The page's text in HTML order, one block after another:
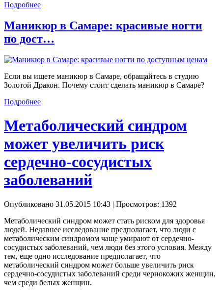
Подробнее
Маникюр в Самаре: красивые ногти
по дост…
Если вы ищете маникюр в Самаре, обращайтесь в студию
Золотой Дракон. Почему стоит сделать маникюр в Самаре?
Подробнее
Метаболический синдром
может увеличить риск
сердечно-сосудистых
заболеваний
Опубликовано 31.05.2015 10:43 | Просмотров: 1392
Метаболический синдром может стать риском для здоровья
людей. Недавнее исследование предполагает, что люди с
метаболическим синдромом чаще умирают от сердечно-
сосудистых заболеваний, чем люди без этого условия. Между
тем, еще одно исследование предполагает, что
метаболический синдром может больше увеличить риск
сердечно-сосудистых заболеваний среди чернокожих женщин,
чем среди белых женщин.